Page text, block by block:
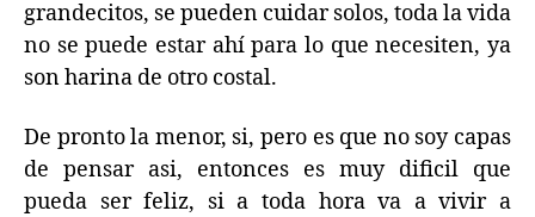
grandecitos, se pueden cuidar solos, toda la vida
no se puede estar ahí para lo que necesiten, ya
son harina de otro costal.
De pronto la menor, si, pero es que no soy capas
de pensar asi, entonces es muy dificil que
pueda ser feliz, si a toda hora va a vivir a